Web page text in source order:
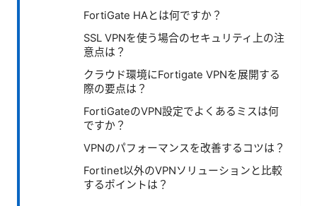
FortiGate HAとは何ですか？
SSL VPNを使う場合のセキュリティ上の注
意点は？
クラウド環境にFortigate VPNを展開する
際の要点は？
FortiGateのVPN設定でよくあるミスは何
ですか？
VPNのパフォーマンスを改善するコツは？
Fortinet以外のVPNソリューションと比較
するポイントは？